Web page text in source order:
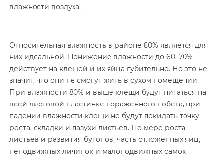
влажности воздуха.
Относительная влажность в районе 80% является для
них идеальной. Понижение влажности до 60–70%
действует на клещей и их яйца губительно. Но это не
значит, что они не смогут жить в сухом помещении.
При влажности 80% и выше клещи будут питаться на
всей листовой пластинке пораженного побега, при
падении влажности клещи не будут покидать точку
роста, складки и пазухи листьев. По мере роста
листьев и развития бутонов, часть отложенных яиц,
неподвижных личинок и малоподвижных самок